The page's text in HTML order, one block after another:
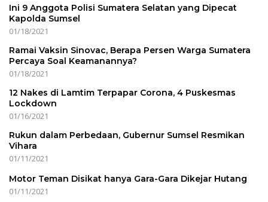
Ini 9 Anggota Polisi Sumatera Selatan yang Dipecat
Kapolda Sumsel
01/18/2021
Ramai Vaksin Sinovac, Berapa Persen Warga Sumatera
Percaya Soal Keamanannya?
01/18/2021
12 Nakes di Lamtim Terpapar Corona, 4 Puskesmas
Lockdown
01/16/2021
Rukun dalam Perbedaan, Gubernur Sumsel Resmikan
Vihara
01/11/2021
Motor Teman Disikat hanya Gara-Gara Dikejar Hutang
01/11/2021